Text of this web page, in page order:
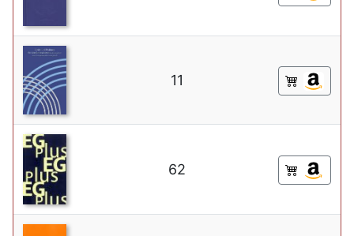
11
62